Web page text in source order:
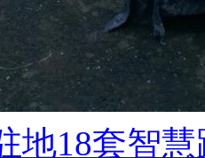
地18套智